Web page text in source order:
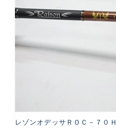
レゾンオデッサＲＯＣ－７０Ｈ